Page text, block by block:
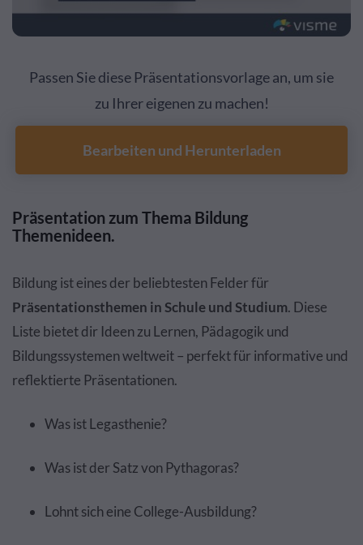
Passen Sie diese Präsentationsvorlage an, um sie
zu Ihrer eigenen zu machen!
Bearbeiten und Herunterladen
Präsentation zum Thema Bildung
Themenideen.
Bildung ist eines der beliebtesten Felder für
Präsentationsthemen in Schule und Studium. Diese
Liste bietet dir Ideen zu Lernen, Pädagogik und
Bildungssystemen weltweit – perfekt für informative und
reflektierte Präsentationen.
Was ist Legasthenie?
Was ist der Satz von Pythagoras?
Lohnt sich eine College-Ausbildung?